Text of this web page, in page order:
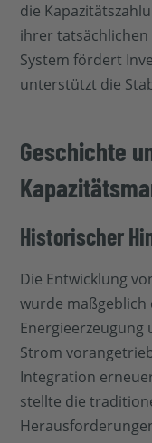
die
ihrer
System fördert
unterstützt die
Geschichte
Historischer
Die Entwicklung
wurde maßgeblich
Energieerzeugung
Strom
Integration
stellte die